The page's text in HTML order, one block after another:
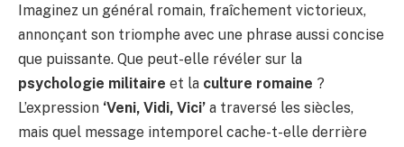
Imaginez un général romain, fraîchement victorieux,
annonçant son triomphe avec une phrase aussi concise
que puissante. Que peut-elle révéler sur la
psychologie militaire et la culture romaine ?
L’expression ‘Veni, Vidi, Vici’ a traversé les siècles,
mais quel message intemporel cache-t-elle derrière